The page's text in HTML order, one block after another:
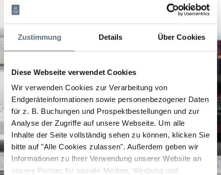
Zustimmung Details Über Cookies
Diese Webseite verwendet Cookies
Wir verwenden Cookies zur Verarbeitung von
Endgeräteinformationen sowie personenbezogener Daten
für z. B. Buchungen und Prospektbestellungen und zur
Analyse der Zugriffe auf unsere Webseite. Um alle
Inhalte der Seite vollständig sehen zu können, klicken Sie
bitte auf "Alle Cookies zulassen". Außerdem geben wir
Informationen zu Ihrer Verwendung unserer Website an
unsere Partner für soziale Medien, Werbung und